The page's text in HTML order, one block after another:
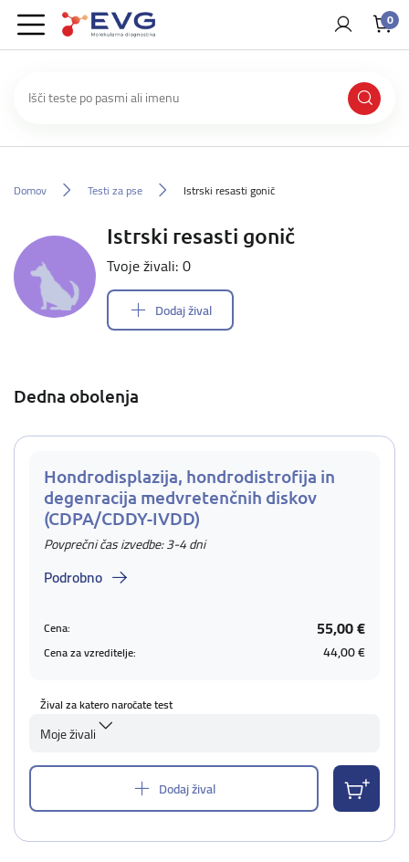
0
Domov Testi za pse Istrski resasti gonič
Istrski resasti gonič
Tvoje živali: 0
Dodaj žival
Dedna obolenja
Hondrodisplazija, hondrodistrofija in
degenracija medvretenčnih diskov
(CDPA/CDDY-IVDD)
Povprečni čas izvedbe: 3-4 dni
Podrobno
Cena: 55,00 €
Cena za vzreditelje: 44,00 €
Žival za katero naročate test
Moje živali
Dodaj žival